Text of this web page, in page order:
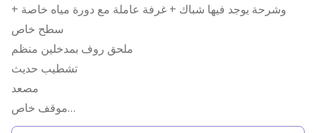
وشرحة يوجد فيها شباك + غرفة عاملة مع دورة مياه خاصة +
سطح خاص
ملحق روف بمدخلين منظم
تشطيب حديث
مصعد
موقف خاص
عداد كهرباء وعداد مياه راكبة ومستقلة